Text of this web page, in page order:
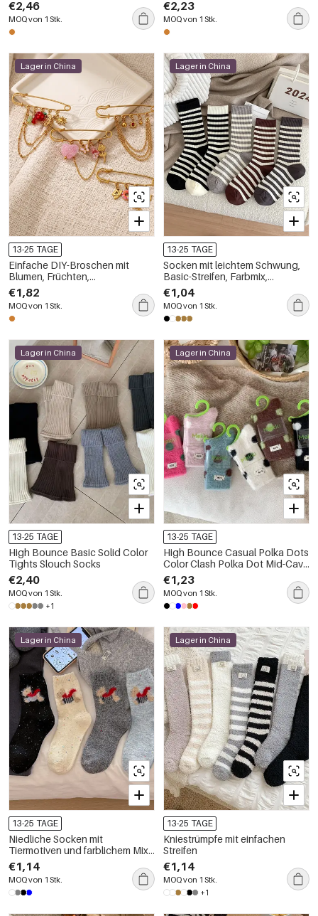
€2,46
MOQ von 1 Stk.
Broschen
€2,23
MOQ von 1 Stk.
Lager in China
13-25 TAGE
Einfache DIY-Broschen mit
Blumen, Früchten,
Sonnenquasten und Quasten
aus Edelstahl in Goldfarbe
€1,82
MOQ von 1 Stk.
Lager in China
13-25 TAGE
Socken mit leichtem Schwung,
Basic-Streifen, Farbmix,
mittelhoch geschnitten
€1,04
MOQ von 1 Stk.
Lager in China
13-25 TAGE
High Bounce Basic Solid Color
Tights Slouch Socks
€2,40
MOQ von 1 Stk.
+1
Lager in China
13-25 TAGE
High Bounce Casual Polka Dots
Color Clash Polka Dot Mid-Cave
Socks
€1,23
MOQ von 1 Stk.
Lager in China
13-25 TAGE
Niedliche Socken mit
Tiermotiven und farblichem Mix,
mittelhoch geschnitten
€1,14
MOQ von 1 Stk.
Lager in China
13-25 TAGE
Kniestrümpfe mit einfachen
Streifen
€1,14
MOQ von 1 Stk.
+1